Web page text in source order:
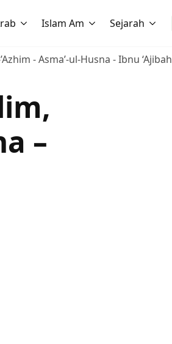
Islam Am Sejarah
- Asma’-ul-Husna - Ibnu ‘Ajibah
–